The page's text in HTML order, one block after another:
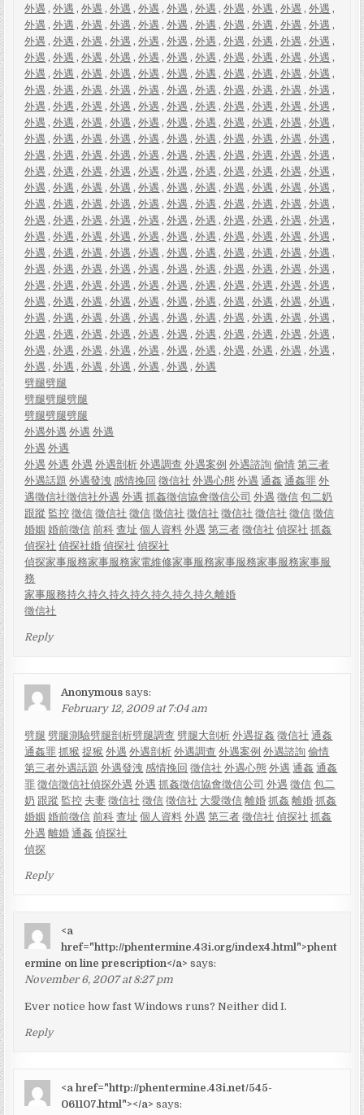
外遇 ,外遇 ,外遇 ,外遇 ,外遇 ,外遇 ,外遇 ,外遇 ,外遇 ,外遇 ,外遇 ,
外遇 ,外遇 ,外遇 ,外遇 ,外遇 ,外遇 ,外遇 ,外遇 ,外遇 ,外遇 ,外遇 ,
外遇 ,外遇 ,外遇 ,外遇 ,外遇 ,外遇 ,外遇 ,外遇 ,外遇 ,外遇 ,外遇 ,
外遇 ,外遇 ,外遇 ,外遇 ,外遇 ,外遇 ,外遇 ,外遇 ,外遇 ,外遇 ,外遇 ,
外遇 ,外遇 ,外遇 ,外遇 ,外遇 ,外遇 ,外遇 ,外遇 ,外遇 ,外遇 ,外遇 ,
外遇 ,外遇 ,外遇 ,外遇 ,外遇 ,外遇 ,外遇 ,外遇 ,外遇 ,外遇 ,外遇 ,
外遇 ,外遇 ,外遇 ,外遇 ,外遇 ,外遇 ,外遇 ,外遇 ,外遇 ,外遇 ,外遇 ,
外遇 ,外遇 ,外遇 ,外遇 ,外遇 ,外遇 ,外遇 ,外遇 ,外遇 ,外遇 ,外遇 ,
外遇 ,外遇 ,外遇 ,外遇 ,外遇 ,外遇 ,外遇 ,外遇 ,外遇 ,外遇 ,外遇 ,
外遇 ,外遇 ,外遇 ,外遇 ,外遇 ,外遇 ,外遇 ,外遇 ,外遇 ,外遇 ,外遇 ,
外遇 ,外遇 ,外遇 ,外遇 ,外遇 ,外遇 ,外遇 ,外遇 ,外遇 ,外遇 ,外遇 ,
外遇 ,外遇 ,外遇 ,外遇 ,外遇 ,外遇 ,外遇 ,外遇 ,外遇 ,外遇 ,外遇 ,
外遇 ,外遇 ,外遇 ,外遇 ,外遇 ,外遇 ,外遇 ,外遇 ,外遇 ,外遇 ,外遇 ,
外遇 ,外遇 ,外遇 ,外遇 ,外遇 ,外遇 ,外遇 ,外遇 ,外遇 ,外遇 ,外遇 ,
外遇 ,外遇 ,外遇 ,外遇 ,外遇 ,外遇 ,外遇 ,外遇 ,外遇 ,外遇 ,外遇 ,
外遇 ,外遇 ,外遇 ,外遇 ,外遇 ,外遇 ,外遇 ,外遇 ,外遇 ,外遇 ,外遇 ,
外遇 ,外遇 ,外遇 ,外遇 ,外遇 ,外遇 ,外遇 ,外遇 ,外遇 ,外遇 ,外遇 ,
外遇 ,外遇 ,外遇 ,外遇 ,外遇 ,外遇 ,外遇 ,外遇 ,外遇 ,外遇 ,外遇 ,
外遇 ,外遇 ,外遇 ,外遇 ,外遇 ,外遇 ,外遇 ,外遇 ,外遇 ,外遇 ,外遇 ,
外遇 ,外遇 ,外遇 ,外遇 ,外遇 ,外遇 ,外遇 ,外遇 ,外遇 ,外遇 ,外遇 ,
外遇 ,外遇 ,外遇 ,外遇 ,外遇 ,外遇 ,外遇 ,外遇 ,外遇 ,外遇 ,外遇 ,
外遇 ,外遇 ,外遇 ,外遇 ,外遇 ,外遇 ,外遇 ,外遇 ,外遇 ,外遇 ,外遇 ,
外遇 ,外遇 ,外遇 ,外遇 ,外遇 ,外遇 ,外遇
劈腿劈腿
劈腿劈腿劈腿
劈腿劈腿劈腿
外遇外遇 外遇 外遇
外遇 外遇
外遇 外遇 外遇 外遇剖析 外遇調查 外遇案例 外遇諮詢 偷情 第三者
外遇話題 外遇發洩 感情挽回 徵信社 外遇心態 外遇 通姦 通姦罪 外
遇徵信社徵信社外遇 外遇 抓姦徵信協會徵信公司 外遇 徵信 包二奶
跟蹤 監控 徵信 徵信社 徵信 徵信社 徵信社 徵信社 徵信社 徵信 徵信
婚姻 婚前徵信 前科 查址 個人資料 外遇 第三者 徵信社 偵探社 抓姦
偵探社 偵探社婚 偵探社 偵探社
偵探家事服務家事服務家電維修家事服務家事服務家事服務家事服
務
家事服務持久持久持久持久持久持久持久離婚
徵信社
Reply
Anonymous says:
February 12, 2009 at 7:04 am
劈腿 劈腿測驗劈腿剖析劈腿調查 劈腿大剖析 外遇捉姦 徵信社 通姦
通姦罪 抓猴 捉猴 外遇 外遇剖析 外遇調查 外遇案例 外遇諮詢 偷情
第三者外遇話題 外遇發洩 感情挽回 徵信社 外遇心態 外遇 通姦 通姦
罪 徵信徵信社偵探外遇 外遇 抓姦徵信協會徵信公司 外遇 徵信 包二
奶 跟蹤 監控 夫妻 徵信社 徵信 徵信社 大愛徵信 離婚 抓姦 離婚 抓姦
婚姻 婚前徵信 前科 查址 個人資料 外遇 第三者 徵信社 偵探社 抓姦
外遇 離婚 通姦 偵探社
偵探
Reply
<a
href="http://phentermine.43i.org/index4.html">phent
ermine on line prescription</a> says:
November 6, 2007 at 8:27 pm
Ever notice how fast Windows runs? Neither did I.
Reply
<a href="http://phentermine.43i.net/545-
061107.html"></a> says: